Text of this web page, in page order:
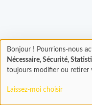
Chargement
En cours...
Bonjour ! Pourrions-nous
Nécessaire, Sécurité,
toujours modifier ou retirer
Laissez-moi choisir